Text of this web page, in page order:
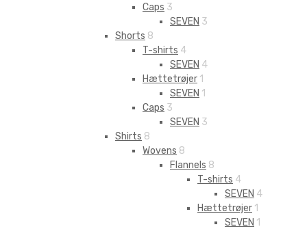
Caps 3
SEVEN 3
Shorts 8
T-shirts 4
SEVEN 4
Hættetrøjer 1
SEVEN 1
Caps 3
SEVEN 3
Shirts 8
Wovens 8
Flannels 8
T-shirts 4
SEVEN 4
Hættetrøjer 1
SEVEN 1